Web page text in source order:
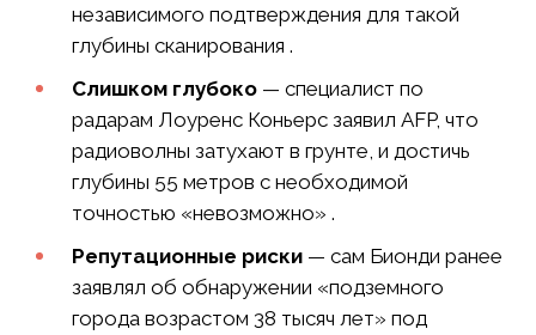
независимого подтверждения для такой
глубины сканирования .
Слишком глубоко — специалист по
радарам Лоуренс Коньерс заявил AFP, что
радиоволны затухают в грунте, и достичь
глубины 55 метров с необходимой
точностью «невозможно» .
Репутационные риски — сам Бионди ранее
заявлял об обнаружении «подземного
города возрастом 38 тысяч лет» под